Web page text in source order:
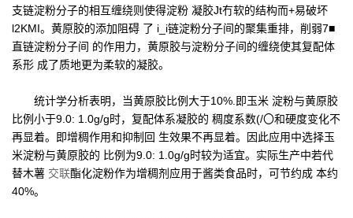
支链淀粉分子的相互缠绕则使得淀粉 凝胶Jt冇软的结构而+易破坏
l2KMI。黄原胶的添加阻碍 了 i_i链淀粉分子间的聚集重排，削弱7■
直链淀粉分子间 的作用力，黄原胶与淀粉分子间的缠绕使其复配体
系形 成了质地更为柔软的凝胶。
统计学分析表明，当黄原胶比例大于10%.即玉米 淀粉与黄原胶
比例小于9.0: 1.0g/g时，复配体系凝胶的 稠度系数(/〇和硬度变化不
再显着。即增稠作用和抑制回 生效果不再显着。因此应用中选择玉
米淀粉与黄原胶的 比例为9.0: 1.0g/g时较为适宜。实际生产中若代
替木薯 交联酯化淀粉作为增稠剂应用于酱类食品时，可节约成 本约
40%。